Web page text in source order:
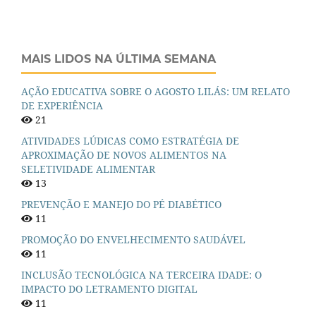
MAIS LIDOS NA ÚLTIMA SEMANA
AÇÃO EDUCATIVA SOBRE O AGOSTO LILÁS: UM RELATO
DE EXPERIÊNCIA
21
ATIVIDADES LÚDICAS COMO ESTRATÉGIA DE
APROXIMAÇÃO DE NOVOS ALIMENTOS NA
SELETIVIDADE ALIMENTAR
13
PREVENÇÃO E MANEJO DO PÉ DIABÉTICO
11
PROMOÇÃO DO ENVELHECIMENTO SAUDÁVEL
11
INCLUSÃO TECNOLÓGICA NA TERCEIRA IDADE: O
IMPACTO DO LETRAMENTO DIGITAL
11